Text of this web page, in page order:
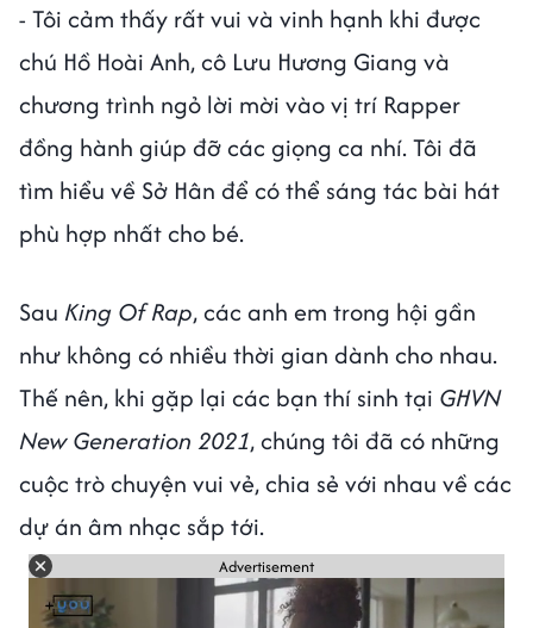
- Tôi cảm thấy rất vui và vinh hạnh khi được
chú Hồ Hoài Anh, cô Lưu Hương Giang và
chương trình ngỏ lời mời vào vị trí Rapper
đồng hành giúp đỡ các giọng ca nhí. Tôi đã
tìm hiểu về Sở Hân để có thể sáng tác bài hát
phù hợp nhất cho bé.
Sau King Of Rap, các anh em trong hội gần
như không có nhiều thời gian dành cho nhau.
Thế nên, khi gặp lại các bạn thí sinh tại GHVN
New Generation 2021, chúng tôi đã có những
cuộc trò chuyện vui vẻ, chia sẻ với nhau về các
dự án âm nhạc sắp tới.
Advertisement